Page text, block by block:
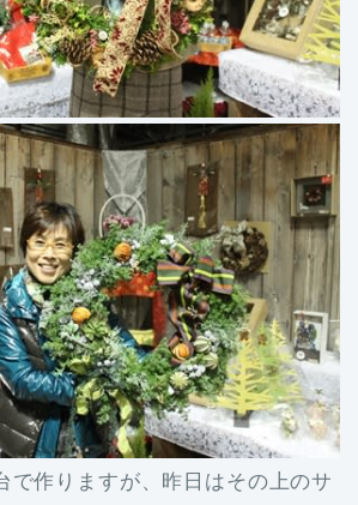
で作りますが、昨日はその上のサ